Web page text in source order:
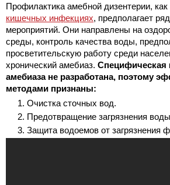
Профилактика амебной дизентерии, как
кишечных инфекциях, предполагает
мероприятий. Они направлены на
среды, контроль качества воды,
просветительскую работу среди
хронический амебиаз. Специфическая
амебиаза не разработана, поэтому
методами признаны:
Очистка сточных вод.
Предотвращение загрязнения
Защита водоемов от загрязнения